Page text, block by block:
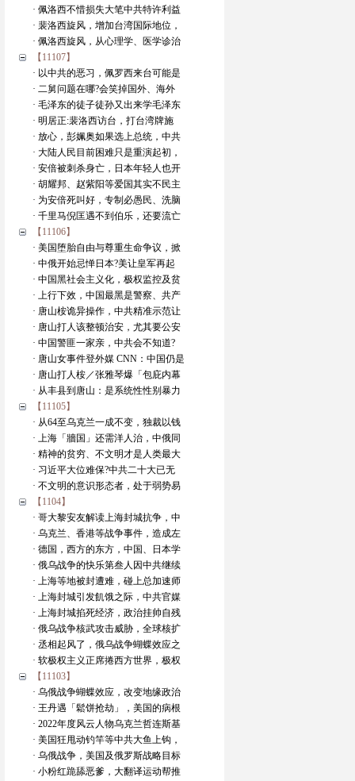
· 佩洛西不惜损失大笔中共特许利益
· 裴洛西旋风，增加台湾国际地位，
· 佩洛西旋风，从心理学、医学诊治
【11107】
· 以中共的恶习，佩罗西来台可能是
· 二舅问题在哪?会笑掉国外、海外
· 毛泽东的徒子徒孙又出来学毛泽东
· 明居正:裴洛西访台，打台湾牌施
· 放心，彭姵奥如果选上总统，中共
· 大陆人民目前困难只是重演起初，
· 安倍被刺杀身亡，日本年轻人也开
· 胡耀邦、赵紫阳等爱国其实不民主
· 为安倍死叫好，专制必愚民、洗脑
· 千里马倪匡遇不到伯乐，还要流亡
【11106】
· 美国堕胎自由与尊重生命争议，掀
· 中俄开始忌惮日本?美让皇军再起
· 中国黑社会主义化，极权监控及贫
· 上行下效，中国最黑是警察、共产
· 唐山桉诡异操作，中共精准示范让
· 唐山打人该整顿治安，尤其要公安
· 中国警匪一家亲，中共会不知道?
· 唐山女事件登外媒 CNN：中国仍是
· 唐山打人桉／张雅琴爆「包庇内幕
· 从丰县到唐山：是系统性性别暴力
【11105】
· 从64至乌克兰一成不变，独裁以钱
· 上海「牆国」还需洋人治，中俄同
· 精神的贫穷、不文明才是人类最大
· 习近平大位难保?中共二十大已无
· 不文明的意识形态者，处于弱势易
【1104】
· 哥大黎安友解读上海封城抗争，中
· 乌克兰、香港等战争事件，造成左
· 德国，西方的东方，中国、日本学
· 俄乌战争的快乐第叁人因中共继续
· 上海等地被封遭难，碰上总加速师
· 上海封城引发飢饿之际，中共官媒
· 上海封城掐死经济，政治挂帅自残
· 俄乌战争核武攻击威胁，全球核扩
· 丞相起风了，俄乌战争蝴蝶效应之
· 软极权主义正席捲西方世界，极权
【11103】
· 乌俄战争蝴蝶效应，改变地缘政治
· 王丹遇「鬆饼抢劫」，美国的病根
· 2022年度风云人物乌克兰哲连斯基
· 美国狂甩动钓竿等中共大鱼上钩，
· 乌俄战争，美国及俄罗斯战略目标
· 小粉红跪舔恶爹，大翻译运动帮推